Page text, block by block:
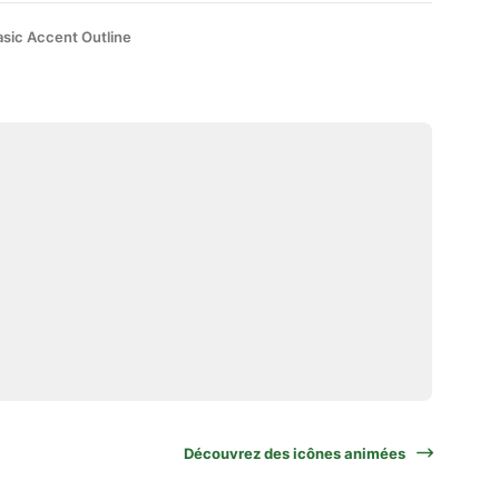
Accent Outline
Découvrez des icônes animées